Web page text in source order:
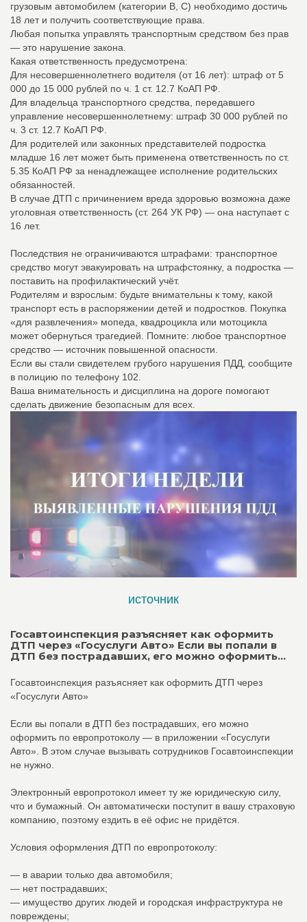
грузовым автомобилем (категории В, С) необходимо достичь
18 лет и получить соответствующие права.
Любая попытка управлять транспортным средством без прав
— это нарушение закона.
Какая ответственность предусмотрена:
Для несовершеннолетнего водителя (от 16 лет): штраф от 5
000 до 15 000 рублей по ч. 1 ст. 12.7 КоАП РФ.
Для владельца транспортного средства, передавшего
управление несовершеннолетнему: штраф 30 000 рублей по
ч. 3 ст. 12.7 КоАП РФ.
Для родителей или законных представителей подростка
младше 16 лет может быть применена ответственность по ст.
5.35 КоАП РФ за ненадлежащее исполнение родительских
обязанностей.
В случае ДТП с причинением вреда здоровью возможна даже
уголовная ответственность (ст. 264 УК РФ) — она наступает с
16 лет.
Последствия не ограничиваются штрафами: транспортное
средство могут эвакуировать на штрафстоянку, а подростка —
поставить на профилактический учёт.
Родителям и взрослым: будьте внимательны к тому, какой
транспорт есть в распоряжении детей и подростков. Покупка
«для развлечения» мопеда, квадроцикла или мотоцикла
может обернуться трагедией. Помните: любое транспортное
средство — источник повышенной опасности.
Если вы стали свидетелем грубого нарушения ПДД, сообщите
в полицию по телефону 102.
Ваша внимательность и дисциплина на дороге помогают
сделать движение безопасным для всех.
источник
Госавтоинспекция разъясняет как оформить
ДТП через «Госуслуги Авто» Если вы попали в
ДТП без пострадавших, его можно оформить...
Госавтоинспекция разъясняет как оформить ДТП через
«Госуслуги Авто»
Если вы попали в ДТП без пострадавших, его можно
оформить по европротоколу — в приложении «Госуслуги
Авто». В этом случае вызывать сотрудников Госавтоинспекции
не нужно.
Электронный европротокол имеет ту же юридическую силу,
что и бумажный. Он автоматически поступит в вашу страховую
компанию, поэтому ездить в её офис не придётся.
Условия оформления ДТП по европротоколу:
— в аварии только два автомобиля;
— нет пострадавших;
— имущество других людей и городская инфраструктура не
повреждены;